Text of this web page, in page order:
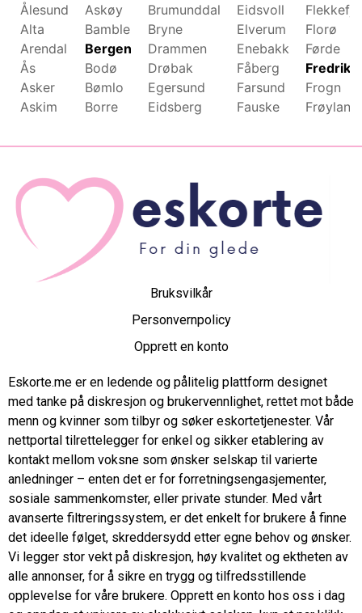
Ålesund
Alta
Arendal
Ås
Asker
Askim
Askøy
Bamble
Bergen
Bodø
Bømlo
Borre
Brumunddal
Bryne
Drammen
Drøbak
Egersund
Eidsberg
Eidsvoll
Elverum
Enebakk
Fåberg
Farsund
Fauske
Florø
Førde
Frogn
Frøyland
Bruksvilkår
Personvernpolicy
Opprett en konto
Eskorte.me er en ledende og pålitelig plattform designet
med tanke på diskresjon og brukervennlighet, rettet mot både
menn og kvinner som tilbyr og søker eskortetjenester. Vår
nettportal tilrettelegger for enkel og sikker etablering av
kontakt mellom voksne som ønsker selskap til varierte
anledninger – enten det er for forretningsengasjementer,
sosiale sammenkomster, eller private stunder. Med vårt
avanserte filtreringssystem, er det enkelt for brukere å finne
det ideelle følget, skreddersydd etter egne behov og ønsker.
Vi legger stor vekt på diskresjon, høy kvalitet og ektheten av
alle annonser, for å sikre en trygg og tilfredsstillende
opplevelse for våre brukere. Opprett en konto hos oss i dag